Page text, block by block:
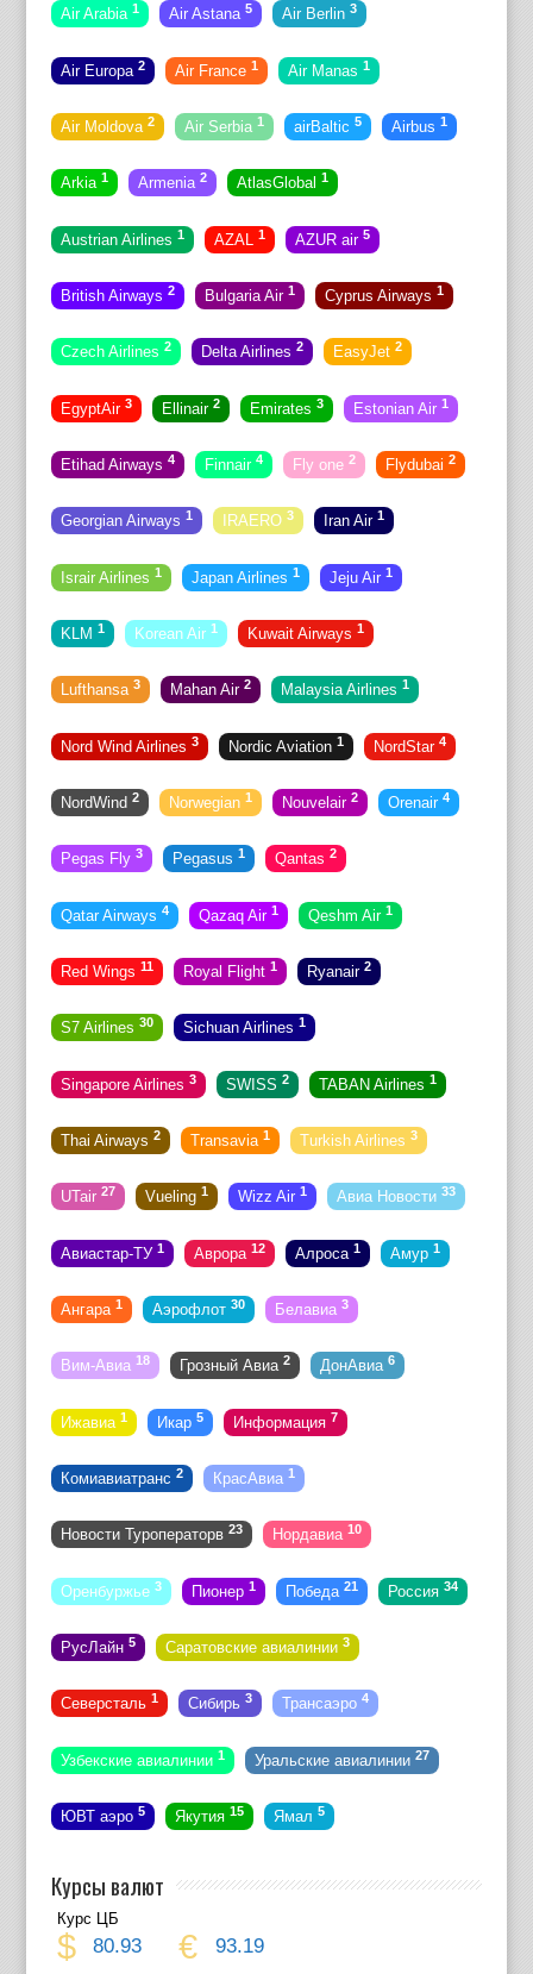
Air Arabia 1 Air Astana 5 Air Berlin 3
Air Europa 2 Air France 1 Air Manas 1
Air Moldova 2 Air Serbia 1 airBaltic 5 Airbus 1
Arkia 1 Armenia 2 AtlasGlobal 1
Austrian Airlines 1 AZAL 1 AZUR air 5
British Airways 2 Bulgaria Air 1 Cyprus Airways 1
Czech Airlines 2 Delta Airlines 2 EasyJet 2
EgyptAir 3 Ellinair 2 Emirates 3 Estonian Air 1
Etihad Airways 4 Finnair 4 Fly one 2 Flydubai 2
Georgian Airways 1 IRAERO 3 Iran Air 1
Israir Airlines 1 Japan Airlines 1 Jeju Air 1
KLM 1 Korean Air 1 Kuwait Airways 1
Lufthansa 3 Mahan Air 2 Malaysia Airlines 1
Nord Wind Airlines 3 Nordic Aviation 1 NordStar 4
NordWind 2 Norwegian 1 Nouvelair 2 Orenair 4
Pegas Fly 3 Pegasus 1 Qantas 2
Qatar Airways 4 Qazaq Air 1 Qeshm Air 1
Red Wings 11 Royal Flight 1 Ryanair 2
S7 Airlines 30 Sichuan Airlines 1
Singapore Airlines 3 SWISS 2 TABAN Airlines 1
Thai Airways 2 Transavia 1 Turkish Airlines 3
UTair 27 Vueling 1 Wizz Air 1 Авиа Новости 33
Авиастар-ТУ 1 Аврора 12 Алроса 1 Амур 1
Ангара 1 Аэрофлот 30 Белавиа 3
Вим-Авиа 18 Грозный Авиа 2 ДонАвиа 6
Ижавиа 1 Икар 5 Информация 7
Комиавиатранс 2 КрасАвиа 1
Новости Туроператорв 23 Нордавиа 10
Оренбуржье 3 Пионер 1 Победа 21 Россия 34
РусЛайн 5 Саратовские авиалинии 3
Северсталь 1 Сибирь 3 Трансаэро 4
Узбекские авиалинии 1 Уральские авиалинии 27
ЮВТ аэро 5 Якутия 15 Ямал 5
Курсы валют
Курс ЦБ
$ 80.93 € 93.19